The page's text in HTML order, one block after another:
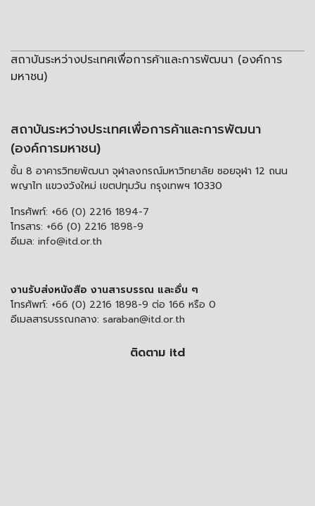
สถาบันระหว่างประเทศเพื่อการค้าและการพัฒนา (องค์การ
มหาชน)
สถาบันระหว่างประเทศเพื่อการค้าและการพัฒนา
(องค์การมหาชน)
ชั้น 8 อาคารวิทยพัฒนา จุฬาลงกรณ์มหาวิทยาลัย ซอยจุฬา 12 ถนน
พญาไท แขวงวังใหม่ เขตปทุมวัน กรุงเทพฯ 10330
โทรศัพท์: +66 (0) 2216 1894-7
โทรสาร: +66 (0) 2216 1898-9
อีเมล: info@itd.or.th
งานรับส่งหนังสือ งานสารบรรณ และอื่น ๆ
โทรศัพท์: +66 (0) 2216 1898-9 ต่อ 166 หรือ 0
อีเมลสารบรรณกลาง: saraban@itd.or.th
ติดตาม itd